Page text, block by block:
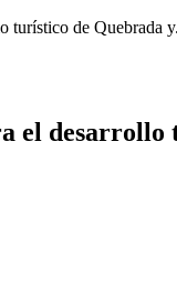
turístico de Quebrada
el desarrollo